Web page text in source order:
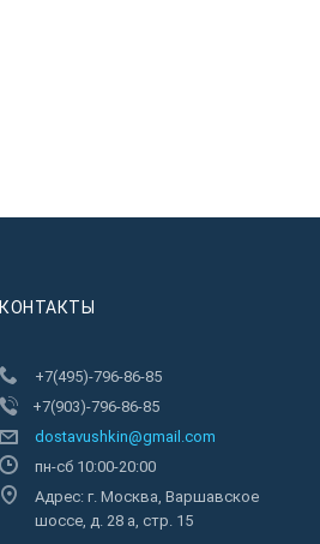
КОНТАКТЫ
+7(495)-796-86-85
+7(903)-796-86-85
dostavushkin@gmail.com
пн-сб 10:00-20:00
Адрес: г. Москва, Варшавское
шоссе, д. 28 а, стр. 15